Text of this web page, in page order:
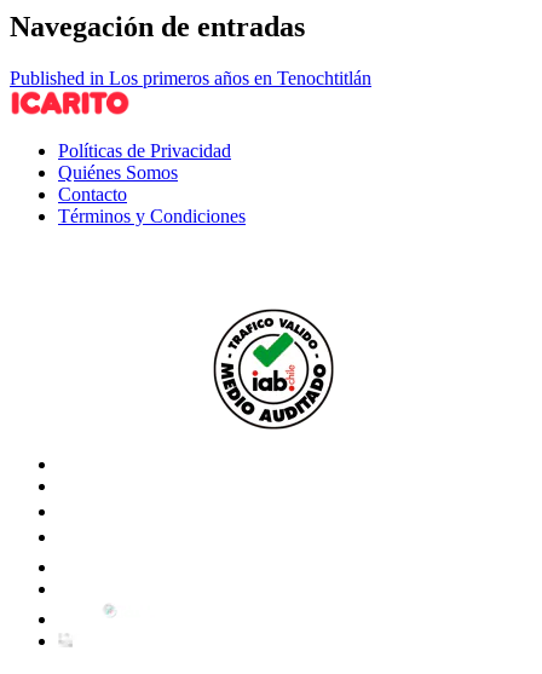
Navegación de entradas
Published in Los primeros años en Tenochtitlán
Políticas de Privacidad
Quiénes Somos
Contacto
Términos y Condiciones